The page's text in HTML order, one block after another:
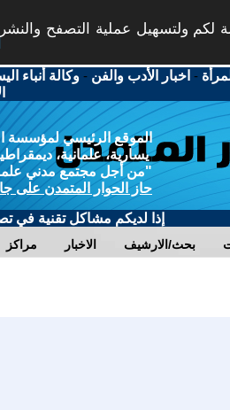
لكم ولتسهيل عملية التصفح
- اخبار الأدب والفن -وكالة أنباء
الموقع الرئيسي لمؤسسة
يسارية، علمانية،
"من أجل مجتمع مدني
حاز الحوار المتمدن على
إذا لديكم مشاكل تقنية في
مراكز الاخبار بحث/الارشيف